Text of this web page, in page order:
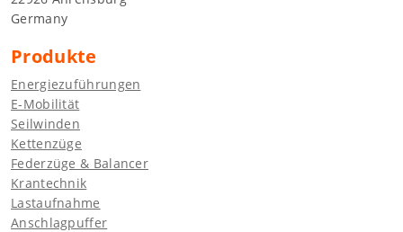
Germany
Produkte
Energiezuführungen
E-Mobilität
Seilwinden
Kettenzüge
Federzüge & Balancer
Krantechnik
Lastaufnahme
Anschlagpuffer